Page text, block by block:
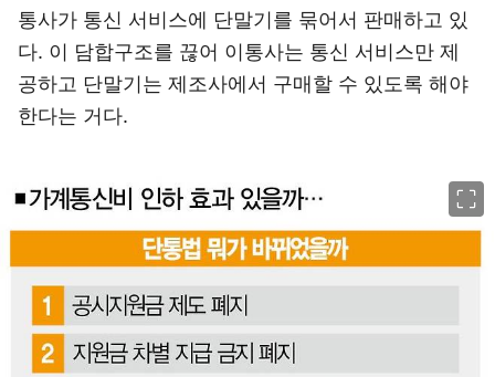
통사가 통신 서비스에 단말기를 묶어서 판매하고 있
다. 이 담합구조를 끊어 이통사는 통신 서비스만 제
공하고 단말기는 제조사에서 구매할 수 있도록 해야
한다는 거다.